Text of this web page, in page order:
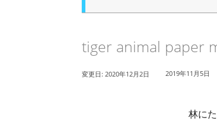
tiger animal paper
変更日: 2020年12月2日 2019年11月5日
林に